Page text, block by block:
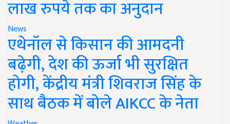
लाख रुपये तक का अनुदान
News
एथेनॉल से किसान की आमदनी
बढ़ेगी, देश की ऊर्जा भी सुरक्षित
होगी, केंद्रीय मंत्री शिवराज सिंह के
साथ बैठक में बोले AIKCC के नेता